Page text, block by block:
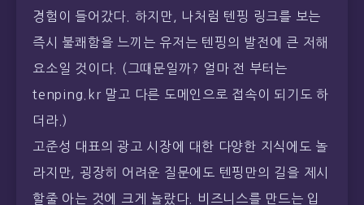
경험이 들어갔다. 하지만, 나처럼 텐핑 링크를 보는
즉시 불쾌함을 느끼는 유저는 텐핑의 발전에 큰 저해
요소일 것이다. (그때문일까? 얼마 전 부터는
tenping.kr 말고 다른 도메인으로 접속이 되기도 하
더라.)
고준성 대표의 광고 시장에 대한 다양한 지식에도 놀
라지만, 굉장히 어려운 질문에도 텐핑만의 길을 제시
할줄 아는 것에 크게 놀랐다. 비즈니스를 만드는 입